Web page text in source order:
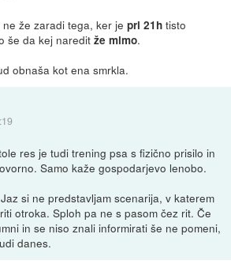
že zaradi tega, ker je pri 21htisto
še da kej nareditže mimo.
obnaša kot ena smrkla.
res je tudi trening psa s fizično prisilo in
Samo kaže gospodarjevo lenobo.
si ne predstavljam scenarija, v katerem
otroka. Sploh pa ne s pasom čez rit. Če
in se niso znali informirati še ne pomeni,
danes.